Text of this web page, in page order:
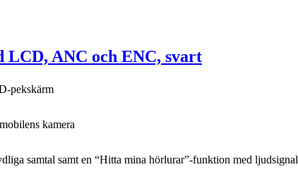
ANC och ENC, svart
pekskärm
kamera
samtal samt en “Hitta mina hörlurar”-funktion med ljudsignal